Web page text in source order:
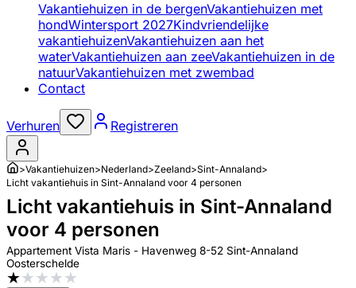
Vakantiehuizen in de bergenVakantiehuizen met
hondWintersport 2027Kindvriendelijke
vakantiehuizenVakantiehuizen aan het
waterVakantiehuizen aan zeeVakantiehuizen in de
natuurVakantiehuizen met zwembad
Contact
Verhuren Registreren
>Vakantiehuizen>Nederland>Zeeland>Sint-Annaland>
Licht vakantiehuis in Sint-Annaland voor 4 personen
Licht vakantiehuis in Sint-Annaland
voor 4 personen
Appartement Vista Maris - Havenweg 8-52 Sint-Annaland
Oosterschelde
★★★★★